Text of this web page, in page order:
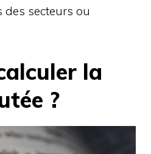
secteurs ou
la
?